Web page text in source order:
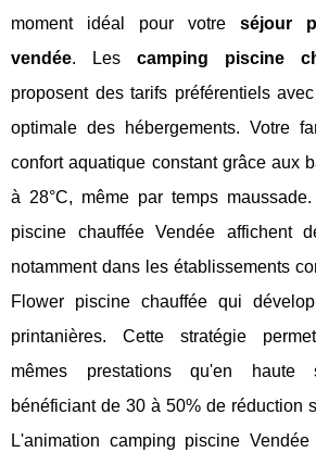
moment idéal pour votre séjour
vendée. Lescamping piscine
proposent des tarifs préférentiels
optimale des hébergements. Votre
confort aquatique constant grâce aux
à 28°C, même par temps
piscine chauffée Vendée affichent
notamment dans les établissements
Flower piscine chauffée qui
printanières. Cette stratégie
mêmes prestations qu'en
bénéficiant de 30 à 50% de réduction
L'animation camping piscine